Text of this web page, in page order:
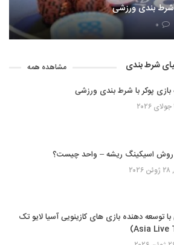
شرط بندی ورزشی
۰
شرط بندی مشاهده همه
بازی پوکر با شرط بندی ورزشی
روش اسیکینگ ریشه – واحد چیست؟
با توسعه دهنده بازی های کازینویی آسیا لایو تک